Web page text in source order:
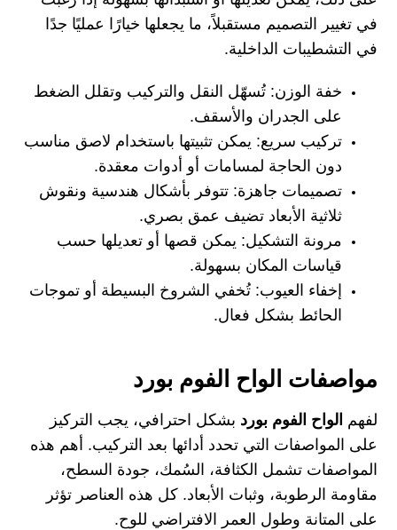
في تغيير التصميم مستقبلاً، ما يجعلها خيارًا عمليًا جدًا
في التشطيبات الداخلية.
خفة الوزن: تُسهّل النقل والتركيب وتقلل الضغط
على الجدران والأسقف.
تركيب سريع: يمكن تثبيتها باستخدام لاصق مناسب
دون الحاجة لمسامات أو أدوات معقدة.
تصميمات جاهزة: تتوفر بأشكال هندسية ونقوش
ثلاثية الأبعاد تضيف عمق بصري.
مرونة التشكيل: يمكن قصها أو تعديلها حسب
قياسات المكان بسهولة.
إخفاء العيوب: تُخفي الشروخ البسيطة أو تموجات
الحائط بشكل فعال.
مواصفات الواح الفوم بورد
لفهم الواح الفوم بورد بشكل احترافي، يجب التركيز
على المواصفات التي تحدد أدائها بعد التركيب. أهم هذه
المواصفات تشمل الكثافة، السُمك، جودة السطح،
مقاومة الرطوبة، وثبات الأبعاد. كل هذه العناصر تؤثر
على المتانة وطول العمر الافتراضي للوح.